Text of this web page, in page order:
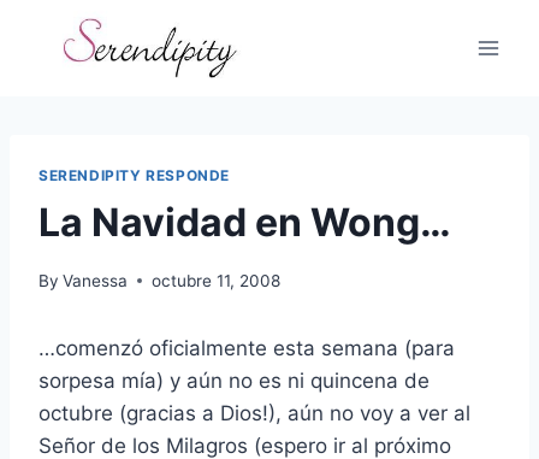
SERENDIPITY RESPONDE
La Navidad en Wong…
By Vanessa octubre 11, 2008
…comenzó oficialmente esta semana (para
sorpesa mía) y aún no es ni quincena de
octubre (gracias a Dios!), aún no voy a ver al
Señor de los Milagros (espero ir al próximo